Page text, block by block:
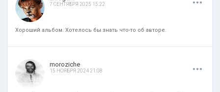
7 СЕНТЯБРЯ 2025 15:22
Хороший альбом. Хотелось бы знать что-то об авторе.
moroziche
15 НОЯБРЯ 2024 21:08 ...